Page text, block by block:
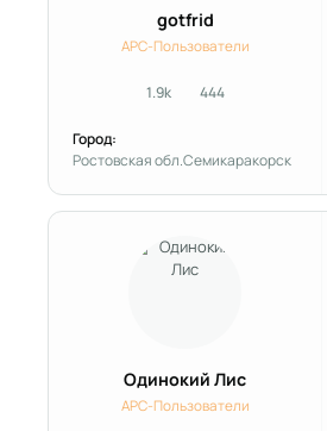
gotfrid
APC-Пользователи
1.9kсообщения
444Репутация
Город:
Ростовская обл.Семикаракорск
Одинокий Лис
APC-Пользователи